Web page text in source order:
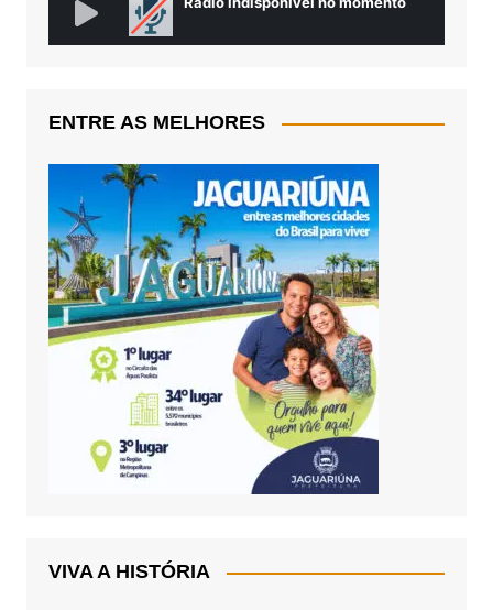
ENTRE AS MELHORES
VIVA A HISTÓRIA